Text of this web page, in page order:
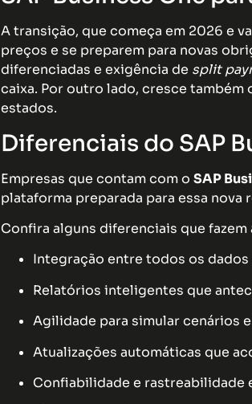
A transição, que começa em 2026 e
preços e se preparem para novas
diferenciadas e exigência de split
caixa. Por outro lado, cresce
estados.
Diferenciais do SAP
Empresas que contam com o SAP
plataforma preparada para essa nova
Confira alguns diferenciais que fazem
Integração entre todos os
Relatórios inteligentes que
Agilidade para simular cenários
Atualizações automáticas que
Confiabilidade e rastreabilidade